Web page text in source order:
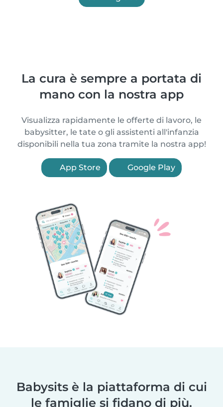
La cura è sempre a portata di
mano con la nostra app
Visualizza rapidamente le offerte di lavoro, le
babysitter, le tate o gli assistenti all'infanzia
disponibili nella tua zona tramite la nostra app!
App Store Google Play
Babysits è la piattaforma di cui
le famiglie si fidano di più.